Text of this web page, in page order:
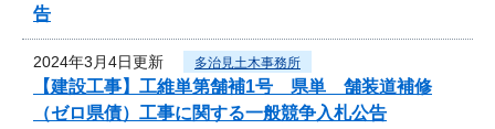
告
2024年3月4日更新 多治見土木事務所
【建設工事】工維単第舗補1号 県単 舗装道補修
（ゼロ県債）工事に関する一般競争入札公告